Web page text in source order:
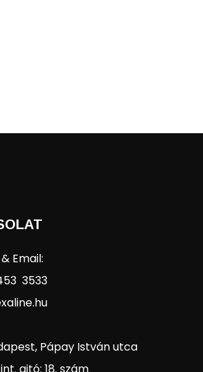
Email:
3533
Pápay István utca
ajtó: 18. szám